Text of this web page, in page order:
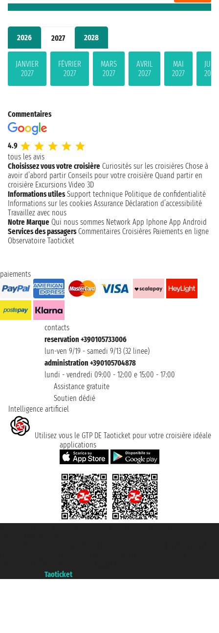
2026 2027 2028
JANVIER
2027
FÉVRIER
2027
MARS
2027
AVRIL
2027
MAI
2027
JUIN
2027
Commentaires
4.9
tous les avis
Choisissez vous votre croisière Curiosités sur les croisières Chose à
avoir d’abord partir Conseils pour votre croisière Quand partir en
croisière Excursions Video 3D
Informations utiles Support technique Politique de confidentialité
Informations sur les cookies Assurance Déclaration d’accessibilité
Travaillez avec nous
Notre Marque Qui nous sommes Network App Iphone App Android
Services des passagers Commentaires Croisières Paiements en ligne
Observatoire Taoticket
paiements
contacts
reservation +390105733006
lun-ven 9/19 - samedi 9/13 (32 linee)
administration +390105704878
lundi - vendredi 09:00 - 12:00 e 15:00 - 17:00
Assistance gratuite
Soutien dédié
Intelligence artificiel
Utilisez vous le GTP DE Taoticket pour votre croisière idéale
applications
Taoticket